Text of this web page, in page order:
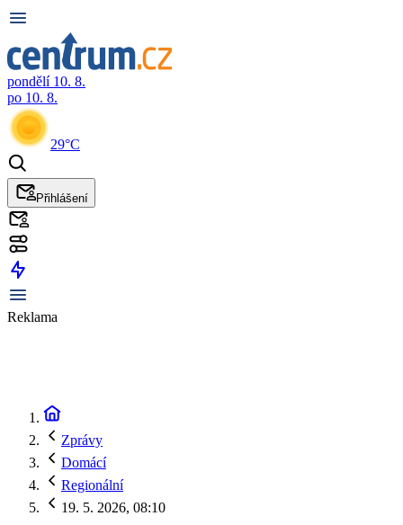
pondělí 10. 8.
po 10. 8.
29°C
Přihlášení
Reklama
Zprávy
Domácí
Regionální
19. 5. 2026, 08:10